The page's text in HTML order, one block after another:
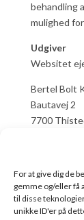
For at give dig de
gemme og/eller få
til disse
unikke ID'er på
behandling
mulighed
Udgiver
Websitet
Bertel Bolt
Bautavej 2
7700
Bertel Bolt
CVR: